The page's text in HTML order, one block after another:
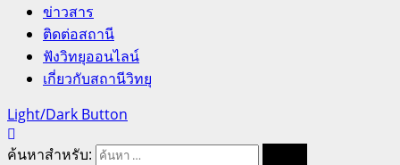
ข่าวสาร
ติดต่อสถานี
ฟังวิทยุออนไลน์
เกี่ยวกับสถานีวิทยุ
Light/Dark Button
ค้นหาสำหรับ: